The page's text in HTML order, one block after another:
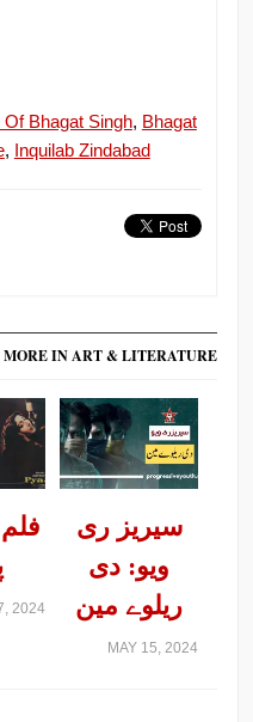
Bhagat Singh, Bhagat
, Inquilab Zindabad
MORE IN ART & LITERATURE
2024
سیریز ری
ویو: دی
ریلوے مین
MAY 15, 2024